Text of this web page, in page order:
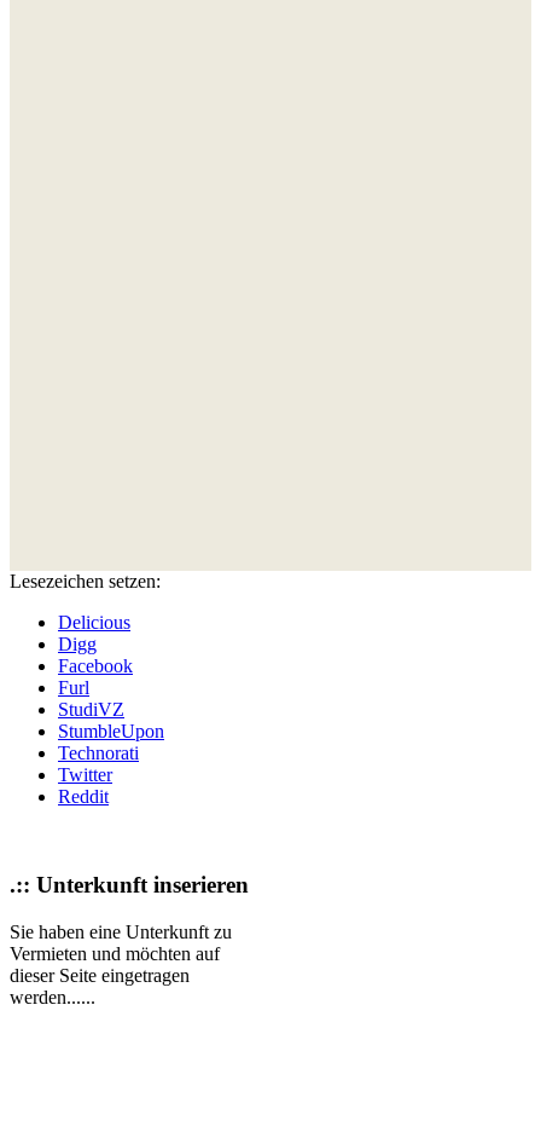
Lesezeichen setzen:
Delicious
Digg
Facebook
Furl
StudiVZ
StumbleUpon
Technorati
Twitter
Reddit
.:: Unterkunft inserieren
Sie haben eine Unterkunft zu
Vermieten und möchten auf
dieser Seite eingetragen
werden......